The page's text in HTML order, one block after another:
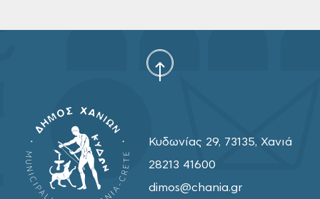
Κυδωνίας 29, 73135, Χανιά
28213 41600
dimos@chania.gr